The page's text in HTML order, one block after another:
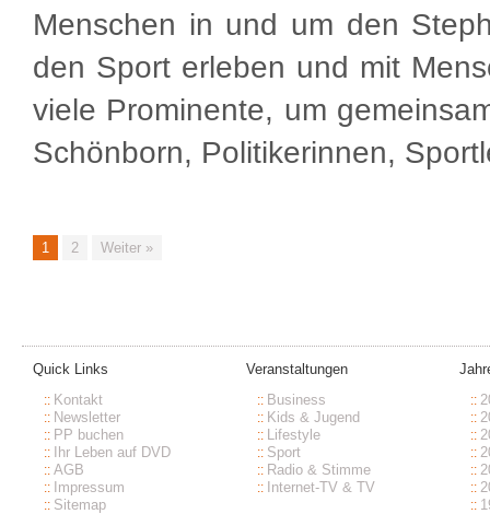
Menschen in und um den
den Sport erleben und mit
viele Prominente, um
Schönborn, Politikerinnen,
1 2 Weiter »
Quick Links
Kontakt
Newsletter
PP buchen
Ihr Leben auf DVD
AGB
Impressum
Sitemap
Veranstaltungen
Business
Kids & Jugend
Lifestyle
Sport
Radio & Stimme
Internet-TV & TV